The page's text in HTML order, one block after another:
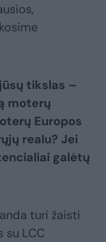
tikslas –
moterų
Europos
realu? Jei
galėtų
turi žaisti
su LCC